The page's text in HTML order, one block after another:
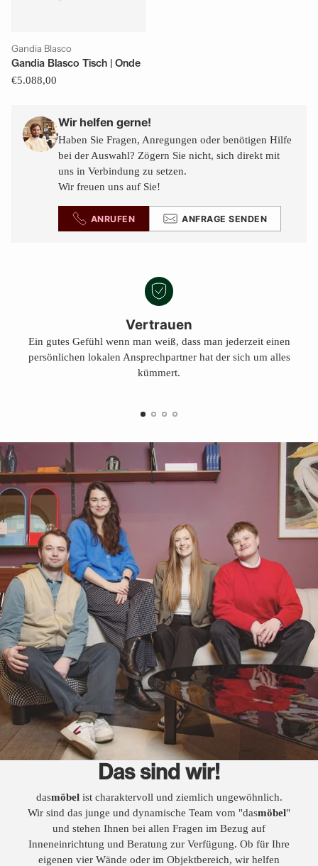
Gandia Blasco
Gandia Blasco Tisch | Onde
€5.088,00
Wir helfen gerne!
Haben Sie Fragen, Anregungen oder benötigen Hilfe
bei der Auswahl? Zögern Sie nicht, sich direkt mit
uns in Verbindung zu setzen.
Wir freuen uns auf Sie!
ANRUFEN ANFRAGE SENDEN
Vertrauen
Ein gutes Gefühl wenn man weiß, dass man jederzeit einen
persönlichen lokalen Ansprechpartner hat der sich um alles
kümmert.
Das sind wir!
dasmöbelist charaktervoll und ziemlich ungewöhnlich.
Wir sind das junge und dynamische Team vom "dasmöbel"
und stehen Ihnen bei allen Fragen im Bezug auf
Inneneinrichtung und Beratung zur Verfügung. Ob für Ihre
eigenen vier Wände oder im Objektbereich, wir helfen